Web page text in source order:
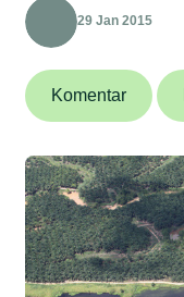
29 Jan 2015
Komentar